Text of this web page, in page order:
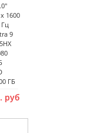
1600
9
ГБ
руб